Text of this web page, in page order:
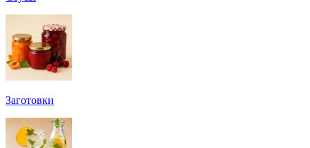
Заготовки